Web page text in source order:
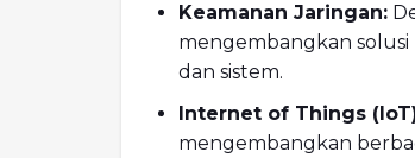
Keamanan Jaringan:
mengembangkan
dan sistem.
Internet of Things
mengembangkan